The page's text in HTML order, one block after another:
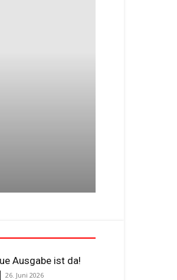
Ausgabe ist da!
26. Juni 2026